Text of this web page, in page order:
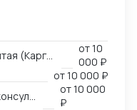
и Белый ввоз)
день: Европа,
от10
000 ₽
от10 000 ₽
от10 000
₽